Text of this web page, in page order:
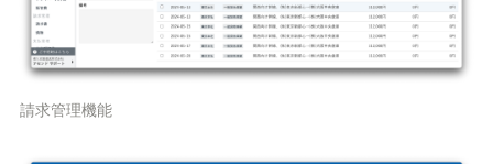
請求管理機能